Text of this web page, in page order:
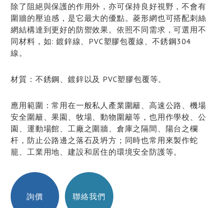
除了阻絕與保護的作用外，亦可保持良好視野，不會有
圍牆的壓迫感，是它最大的優點。菱形網也可搭配刺絲
網結構達到更好的防禦效果。依照不同需求，可選用不
同材料，如: 鍍鋅線、PVC塑膠包覆線、不銹鋼304
線。
材質：不銹鋼、鍍鋅以及 PVC塑膠包覆等。
應用範圍：常用在一般私人產業圍籬、高速公路、機場
安全圍籬、果園、牧場、動物圍籬等，也用作學校、公
園、運動場館、工廠之圍牆、倉庫之隔間、陽台之欄
杆，防止公路邊之落石及坍方；同時也常用來製作蛇
籠、工業用地、建設和居住的環境安全防護等。
詢價 聯絡我們